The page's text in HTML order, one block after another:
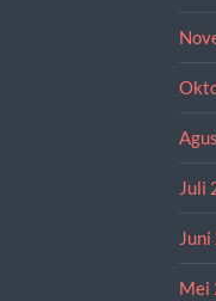
Juli
Mei